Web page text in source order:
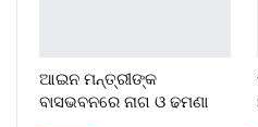
ଆଇନ ମନ୍ତ୍ରୀଙ୍କ
ବାସଭବନରେ ନାଗ ଓ ଢମଣା